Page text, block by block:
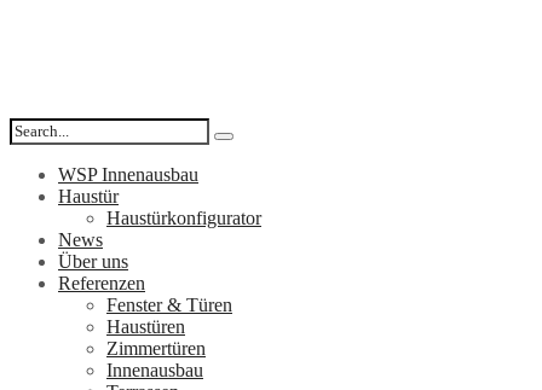
WSP Innenausbau
Haustür
Haustürkonfigurator
News
Über uns
Referenzen
Fenster & Türen
Haustüren
Zimmertüren
Innenausbau